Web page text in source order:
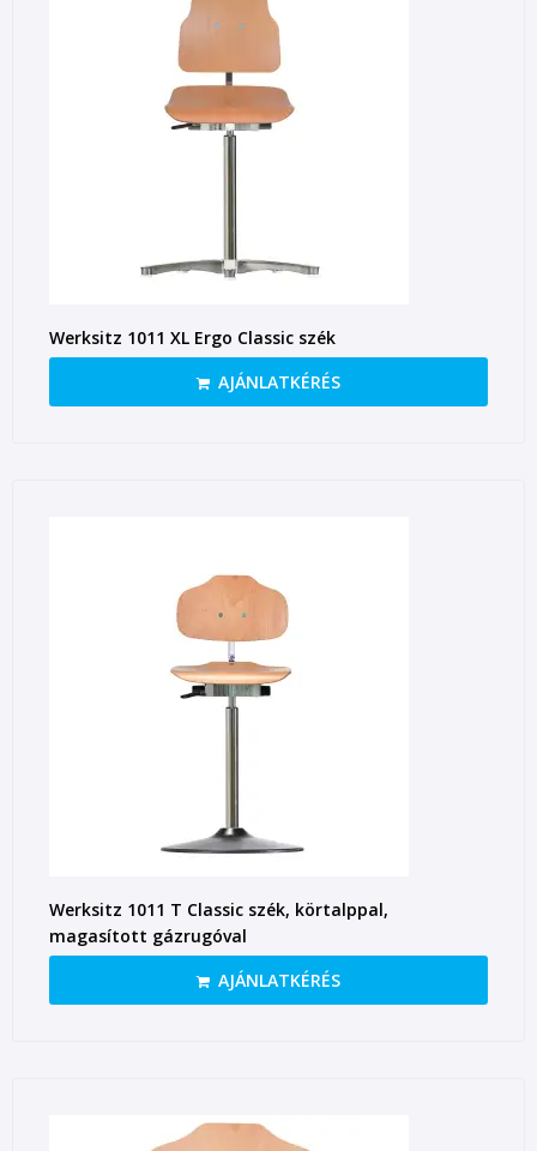
Werksitz 1011 XL Ergo Classic szék
AJÁNLATKÉRÉS
Werksitz 1011 T Classic szék, körtalppal,
magasított gázrugóval
AJÁNLATKÉRÉS